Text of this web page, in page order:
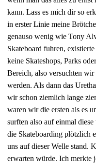
kann. Lass es mich dir so
in erster Linie meine
genauso wenig wie Tony
Skateboard fuhren,
keine Skateshops, Parks
Bereich, also versuchten
werden. Als dann das
wir schon ziemlich lange
waren wir die ersten als es
surften also auf einmal
die Skateboarding plötzlich
uns auf dieser Welle stand.
erwarten würde. Ich merkte